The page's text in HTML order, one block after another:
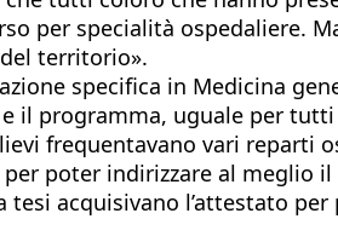
per specialità ospedaliere.
territorio».
specifica in Medicina
programma, uguale per tutti
frequentavano vari
poter indirizzare al meglio
tesi acquisivano l’attestato